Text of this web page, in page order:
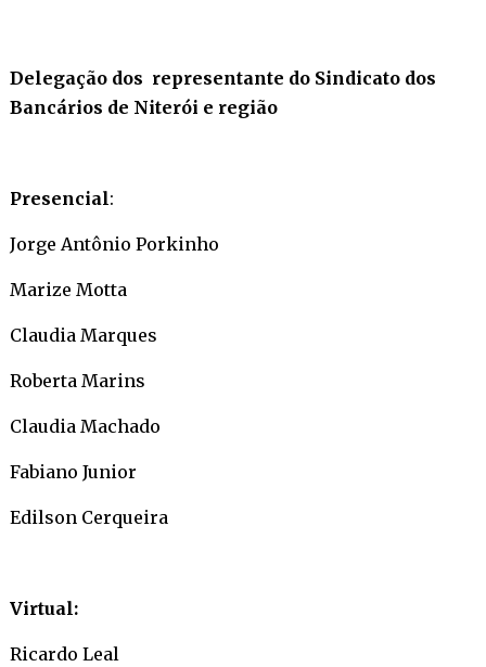
Delegação dos representante do Sindicato dos
Bancários de Niterói e região
Presencial:
Jorge Antônio Porkinho
Marize Motta
Claudia Marques
Roberta Marins
Claudia Machado
Fabiano Junior
Edilson Cerqueira
Virtual:
Ricardo Leal